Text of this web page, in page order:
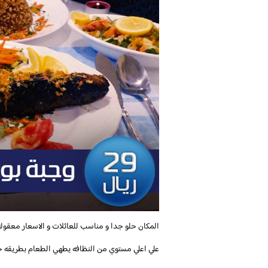
المكان حلو جدا و مناسب للعائلات و الاسعار معقوله
علي اعلي مستوي من النظافه يطهي الطعام بطريقه